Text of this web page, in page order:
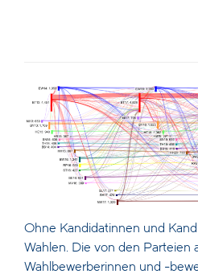
Ohne Kandidatinnen und
Wahlen. Die von den Parteien
Wahlbewerberinnen und -